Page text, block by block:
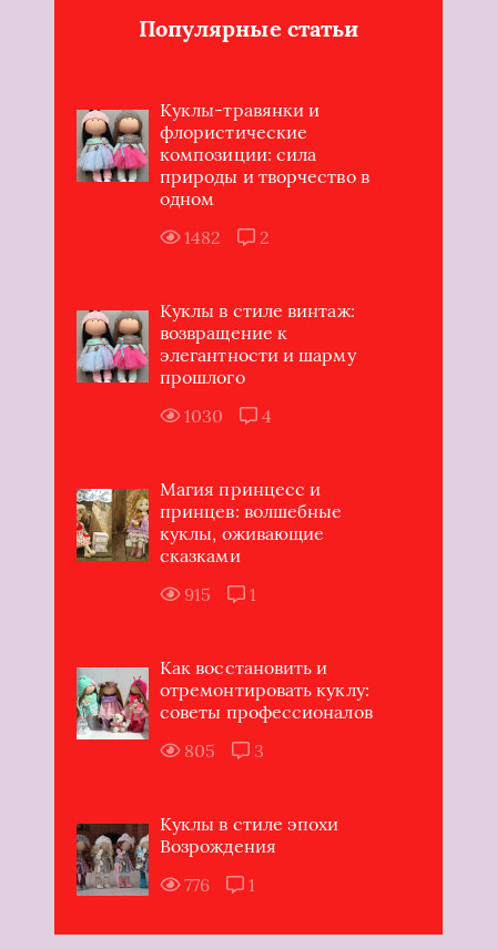
Популярные статьи
Куклы-травянки и
флористические
композиции: сила
природы и творчество в
одном
1482
2
Куклы в стиле винтаж:
возвращение к
элегантности и шарму
прошлого
1030
4
Магия принцесс и
принцев: волшебные
куклы, оживающие
сказками
915
1
Как восстановить и
отремонтировать куклу:
советы профессионалов
805
3
Куклы в стиле эпохи
Возрождения
776
1